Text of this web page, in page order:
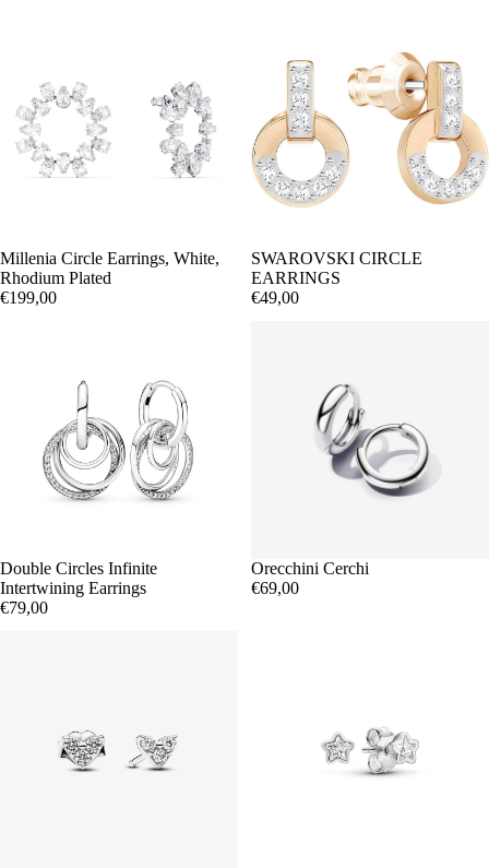
Millenia Circle Earrings, White,
Rhodium Plated
€199,00
SWAROVSKI CIRCLE
EARRINGS
€49,00
Double Circles Infinite
Intertwining Earrings
€79,00
Orecchini Cerchi
€69,00